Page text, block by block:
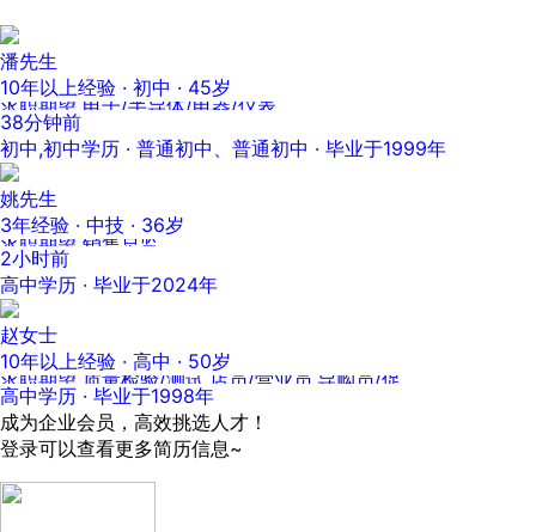
潘先生
10年以上经验 · 初中 · 45岁
求职期望 电子/半导体/电器/仪表
38分钟前
初中,初中学历 · 普通初中、普通初中 · 毕业于1999年
姚先生
3年经验 · 中技 · 36岁
求职期望 销售总监
2小时前
高中学历 · 毕业于2024年
赵女士
10年以上经验 · 高中 · 50岁
高中学历 · 毕业于1998年
成为企业会员，高效挑选人才！
登录可以查看更多简历信息~